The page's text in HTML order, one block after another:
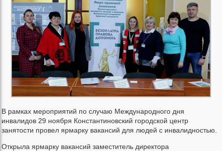
В рамках мероприятий по случаю Международного дня
инвалидов 29 ноября Константиновский городской центр
занятости провел ярмарку вакансий для людей с инвалидностью.
Открыла ярмарку вакансий заместитель директора